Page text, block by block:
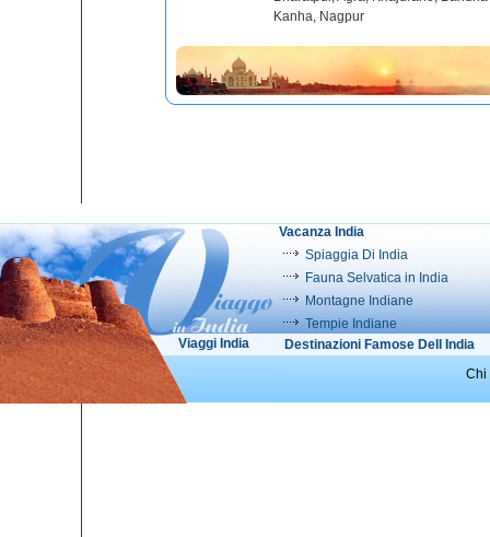
Kanha, Nagpur
Vacanza India
Spiaggia Di India
Fauna Selvatica in India
Montagne Indiane
Tempie Indiane
Viaggi India
Destinazioni Famose Dell India
Chi